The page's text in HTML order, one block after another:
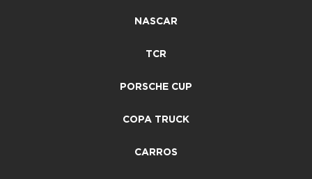
NASCAR
TCR
PORSCHE CUP
COPA TRUCK
CARROS